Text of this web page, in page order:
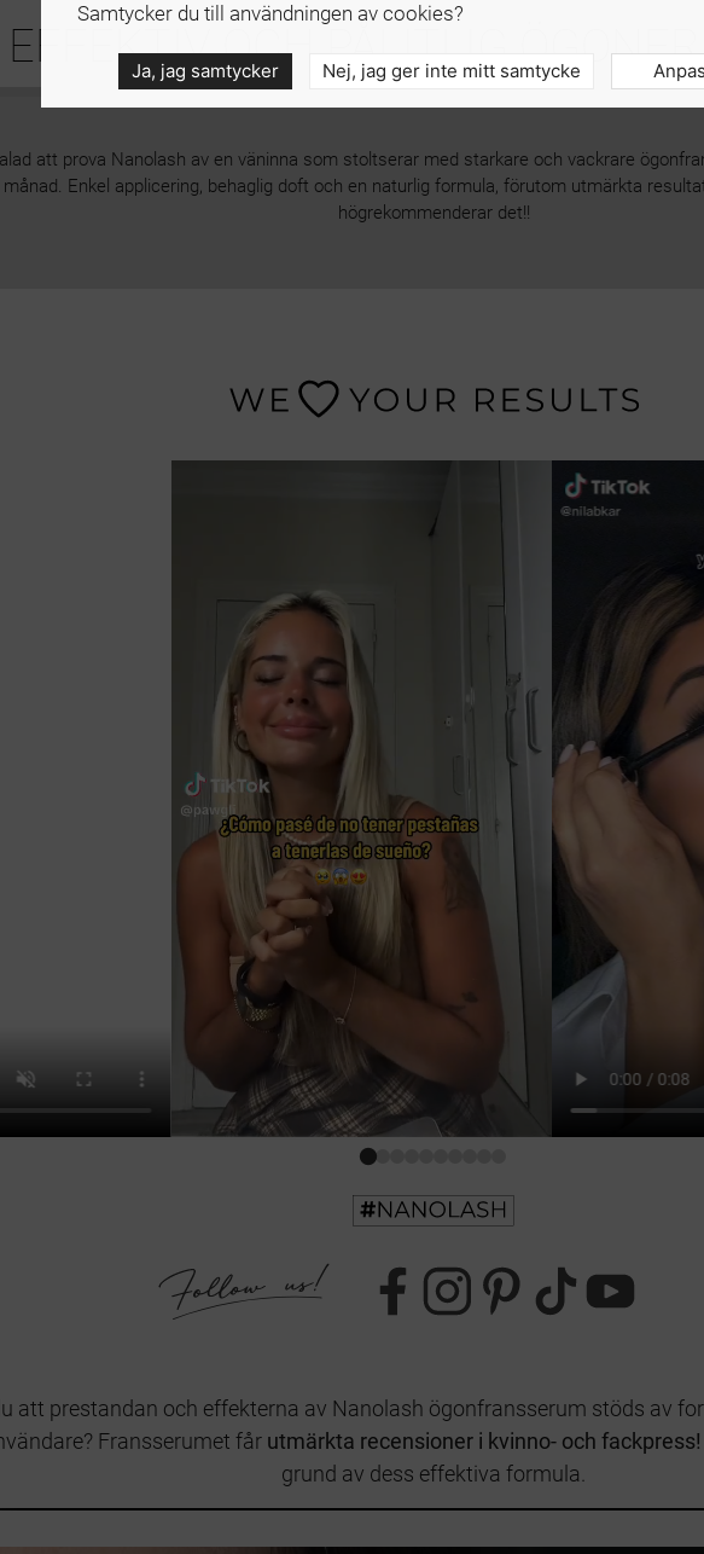
OCH PÅLITLIG
att prova Nanolash av en väninna som stoltserar med starkare och vackrare
månad. Enkel applicering, behaglig doft och en naturlig formula, förutom utmärkta
högrekommenderar det!!
att prestandan och effekterna av Nanolash ögonfransserum stöds av
Fransserumet får utmärkta recensioner i kvinno- och fackpress!
grund av dess effektiva formula.
Samtycker du till användningen av cookies?
Ja, jag samtycker Nej, jag ger inte mitt samtycke